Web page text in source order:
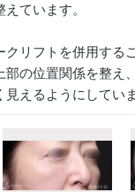
ています。
クリフトを併用する
部の位置関係を整え
えるようにしていま